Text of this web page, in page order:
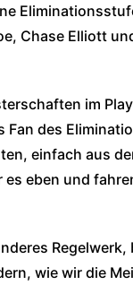
Chase Elliott
im
Fan des
einfach aus
eben und
wie wir die